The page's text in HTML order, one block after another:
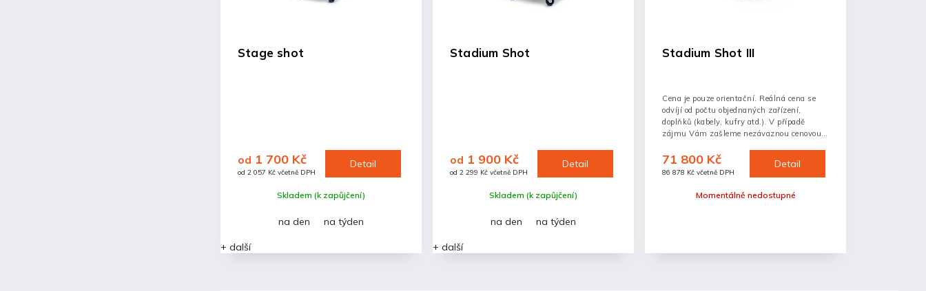
Stage shot
Skladem (k zapůjčení)
od 2 057 Kč včetně DPH
od 1 700 Kč Detail
na den na týden
+ další
Stadium Shot
Skladem (k zapůjčení)
od 2 299 Kč včetně DPH
od 1 900 Kč Detail
na den na týden
+ další
Stadium Shot III
Momentálně nedostupné
86 878 Kč včetně DPH
71 800 Kč Detail
Cena je pouze orientační. Reálná cena se
odvíjí od počtu objednaných zařízení,
doplňků (kabely, kufry atd.). V případě
zájmu Vám zašleme nezávaznou cenovou